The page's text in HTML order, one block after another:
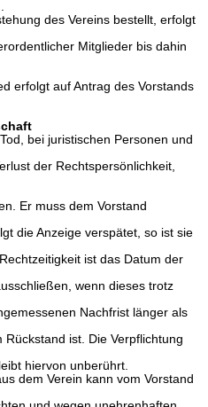
des Vereins bestellt, erfolgt
Mitglieder bis dahin
erfolgt auf Antrag des Vorstands
bei juristischen Personen und
der Rechtspersönlichkeit,
Er muss dem Vorstand
die Anzeige verspätet, so ist sie
ist das Datum der
wenn dieses trotz
Nachfrist länger als
ist. Die Verpflichtung
hiervon unberührt.
dem Verein kann vom Vorstand